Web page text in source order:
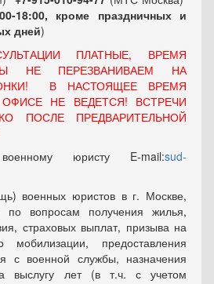
18:00, кроме праздничных и
дней)
ПЛАТНЫЕ, ВРЕМЯ
НЕ ПЕРЕЗВАНИВАЕМ НА
В НАСТОЯЩЕЕ ВРЕМЯ
НЕ ВЕДЕТСЯ! ВСТРЕЧИ
ПОСЛЕ ПРЕДВАРИТЕЛЬНОЙ
юристу E-mail:sud-
военных юристов в г. Москве,
по вопросам получения жилья,
страховых выплат, призыва на
предоставления
с военной службы, назначения
выслугу лет (в т.ч. с учетом